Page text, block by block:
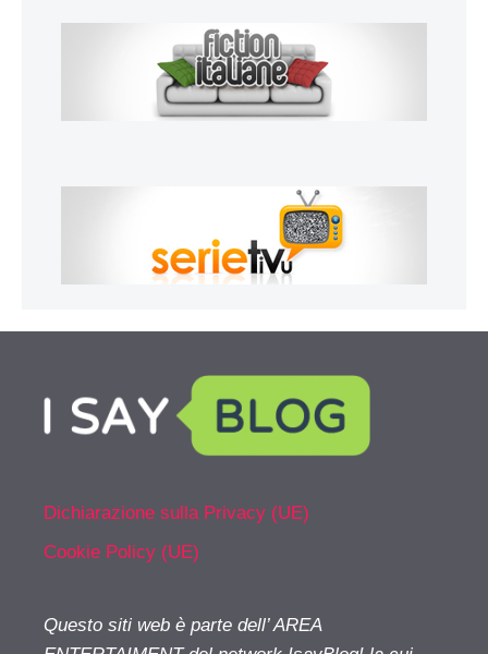
Dichiarazione sulla Privacy (UE)
Cookie Policy (UE)
Questo siti web è parte dell’ AREA